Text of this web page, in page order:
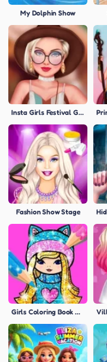
My Dolphin Show
Insta Girls Festival Glamping
Fashion Show Stage
Girls Coloring Book Glitter